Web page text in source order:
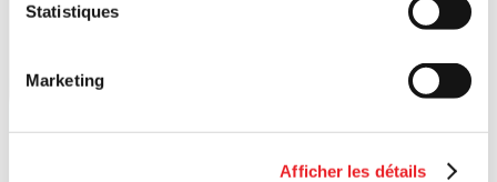
Statistiques
Marketing
Afficher les détails